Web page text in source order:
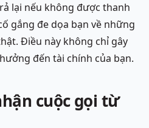
lại nếu không được thanh
gắng đe dọa bạn về những
Điều này không chỉ gây
đến tài chính của bạn.
cuộc gọi từ